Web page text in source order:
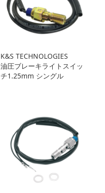
K&S TECHNOLOGIES
油圧ブレーキライトスイッ
チ1.25mm シングル